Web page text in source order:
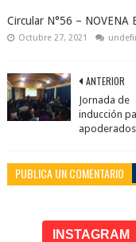
Circular N°56 – NOVENA
Octubre 27, 2021
ANTERIOR
Jornada de
inducción
apoderados
PUBLICA UN COMENTARIO
INSTAGRAM